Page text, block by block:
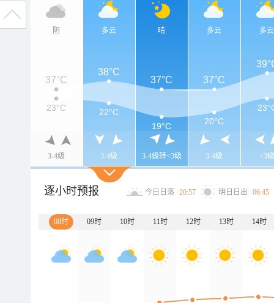
阴
3-4级
多云
3-4级
晴
3-4级转<3级
多云
3-4级
多云
<3级
37°C
38°C
37°C 37°C
23°C
22°C
19°C
20°C
逐小时预报 今日日落 20:57 明日日出 06:45
08时 09时 10时 11时 12时 13时 14时